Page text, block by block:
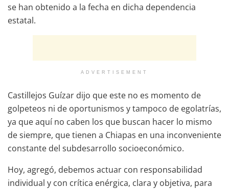
se han obtenido a la fecha en dicha dependencia
estatal.
ADVERTISEMENT
Castillejos Guízar dijo que este no es momento de
golpeteos ni de oportunismos y tampoco de egolatrías,
ya que aquí no caben los que buscan hacer lo mismo
de siempre, que tienen a Chiapas en una inconveniente
constante del subdesarrollo socioeconómico.
Hoy, agregó, debemos actuar con responsabilidad
individual y con crítica enérgica, clara y objetiva, para